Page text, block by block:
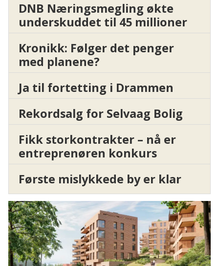
DNB Næringsmegling økte
underskuddet til 45 millioner
Kronikk: Følger det penger
med planene?
Ja til fortetting i Drammen
Rekordsalg for Selvaag Bolig
Fikk storkontrakter – nå er
entreprenøren konkurs
Første mislykkede by er klar